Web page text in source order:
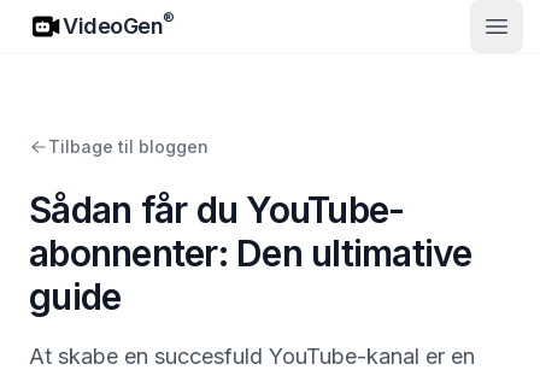
VideoGen
VideoGen®
Åbn
Tilbage til bloggen
Sådan får du YouTube-
abonnenter: Den ultimative
guide
At skabe en succesfuld YouTube-kanal er en